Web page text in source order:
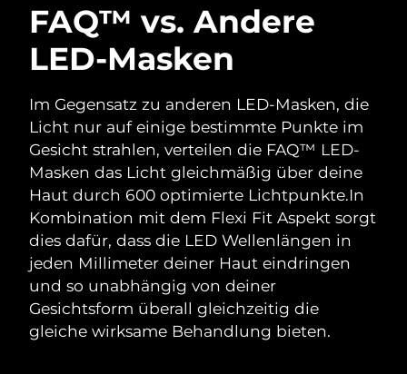
FAQ™ vs. Andere
LED-Masken
Im Gegensatz zu anderen LED-Masken, die
Licht nur auf einige bestimmte Punkte im
Gesicht strahlen, verteilen die FAQ™ LED-
Masken das Licht gleichmäßig über deine
Haut durch 600 optimierte Lichtpunkte.In
Kombination mit dem Flexi Fit Aspekt sorgt
dies dafür, dass die LED Wellenlängen in
jeden Millimeter deiner Haut eindringen
und so unabhängig von deiner
Gesichtsform überall gleichzeitig die
gleiche wirksame Behandlung bieten.